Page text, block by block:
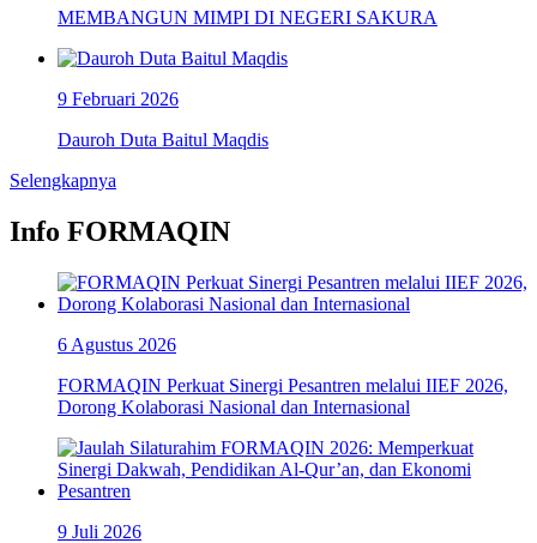
MEMBANGUN MIMPI DI NEGERI SAKURA
9 Februari 2026
Dauroh Duta Baitul Maqdis
Selengkapnya
Info FORMAQIN
6 Agustus 2026
FORMAQIN Perkuat Sinergi Pesantren melalui IIEF 2026,
Dorong Kolaborasi Nasional dan Internasional
9 Juli 2026